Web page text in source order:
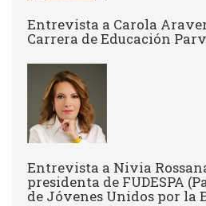
Entrevista a Carola
Carrera de Educación
Entrevista a Nivia
presidenta de FUDESPA
de Jóvenes Unidos por la